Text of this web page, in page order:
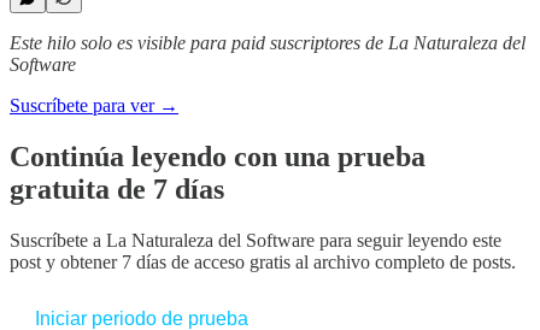
Este hilo solo es visible para paid suscriptores de La Naturaleza del
Software
Suscríbete para ver →
Continúa leyendo con una prueba
gratuita de 7 días
Suscríbete a La Naturaleza del Software para seguir leyendo este
post y obtener 7 días de acceso gratis al archivo completo de posts.
Iniciar periodo de prueba